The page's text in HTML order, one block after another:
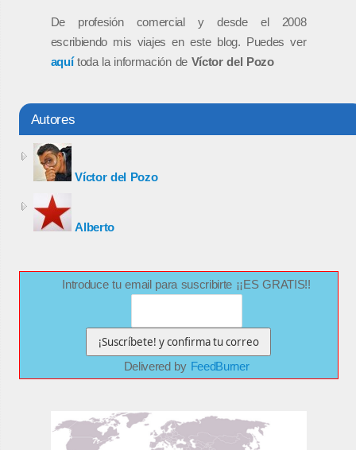
De profesión comercial y desde el 2008
escribiendo mis viajes en este blog. Puedes ver
aquítoda la información de Víctor del Pozo
Autores
Víctor del Pozo
Alberto
Introduce tu email para suscribirte ¡¡ES GRATIS!!
Delivered by FeedBurner